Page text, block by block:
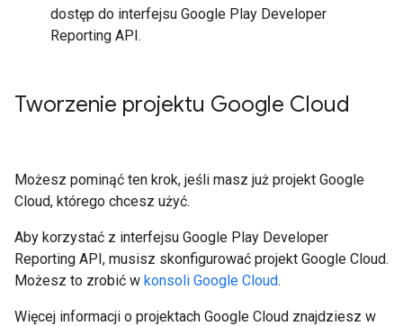
dostęp do interfejsu Google Play Developer
Reporting API.
Tworzenie projektu Google Cloud
Możesz pominąć ten krok, jeśli masz już projekt Google
Cloud, którego chcesz użyć.
Aby korzystać z interfejsu Google Play Developer
Reporting API, musisz skonfigurować projekt Google Cloud.
Możesz to zrobić w konsoli Google Cloud.
Więcej informacji o projektach Google Cloud znajdziesz w